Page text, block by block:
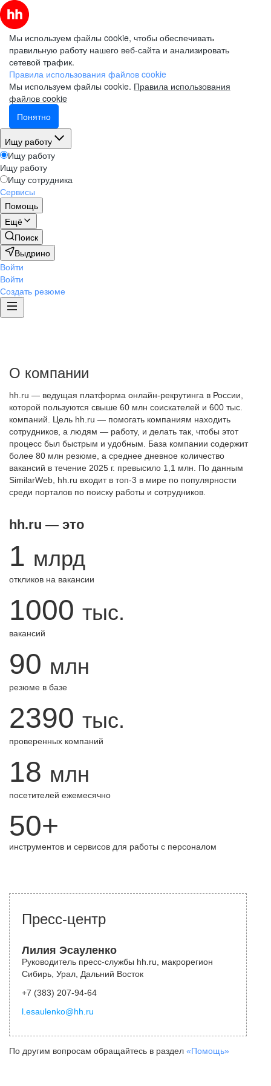
Мы используем файлы cookie, чтобы обеспечивать
правильную работу нашего веб-сайта и анализировать
сетевой трафик.
Правила использования файлов cookie
Мы используем файлы cookie. Правила использования
файлов cookie
Понятно
Ищу работу
Ищу работу
Ищу работу
Ищу сотрудника
Сервисы
Помощь
Ещё
Поиск
Выдрино
Войти
Войти
Создать резюме
О компании
hh.ru — ведущая платформа онлайн-рекрутинга в России,
которой пользуются свыше 60 млн соискателей и 600 тыс.
компаний. Цель hh.ru — помогать компаниям находить
сотрудников, а людям — работу, и делать так, чтобы этот
процесс был быстрым и удобным. База компании содержит
более 80 млн резюме, а среднее дневное количество
вакансий в течение 2025 г. превысило 1,1 млн. По данным
SimilarWeb, hh.ru входит в топ-3 в мире по популярности
среди порталов по поиску работы и сотрудников.
hh.ru — это
1 млрд
откликов на вакансии
1000 тыс.
вакансий
90 млн
резюме в базе
2390 тыс.
проверенных компаний
18 млн
посетителей ежемесячно
50+
инструментов и сервисов для работы с персоналом
Пресс-центр
Лилия Эсауленко
Руководитель пресс-службы hh.ru, макрорегион
Сибирь, Урал, Дальний Восток
+7 (383) 207-94-64
l.esaulenko@hh.ru
По другим вопросам обращайтесь в раздел «Помощь»